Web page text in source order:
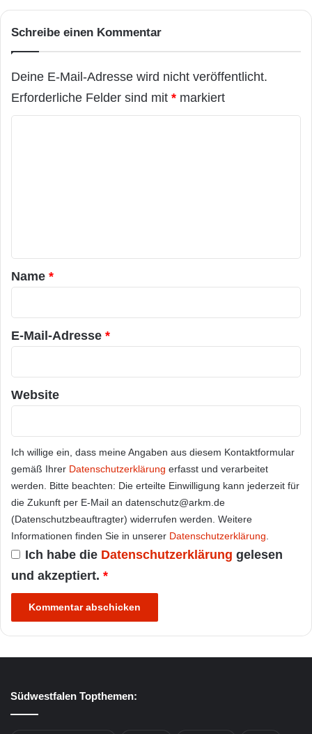
Schreibe einen Kommentar
Deine E-Mail-Adresse wird nicht veröffentlicht.
Erforderliche Felder sind mit * markiert
a
r
*
Name *
E-Mail-Adresse *
Website
Ich willige ein, dass meine Angaben aus diesem Kontaktformular
gemäß Ihrer Datenschutzerklärung erfasst und verarbeitet
werden. Bitte beachten: Die erteilte Einwilligung kann jederzeit für
die Zukunft per E-Mail an datenschutz@arkm.de
(Datenschutzbeauftragter) widerrufen werden. Weitere
Informationen finden Sie in unserer Datenschutzerklärung.
Ich habe die Datenschutzerklärung gelesen
und akzeptiert. *
Südwestfalen Topthemen: